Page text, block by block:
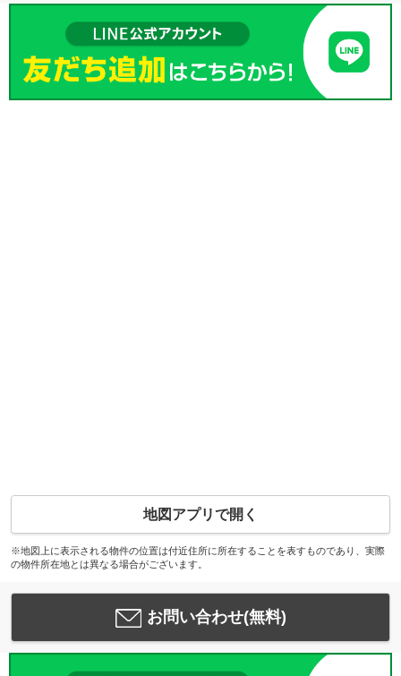
地図アプリで開く
※地図上に表示される物件の位置は付近住所に所在することを表すものであり、実際
の物件所在地とは異なる場合がございます。
お問い合わせ(無料)